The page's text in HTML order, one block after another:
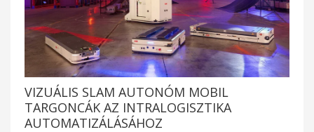
VIZUÁLIS SLAM AUTONÓM MOBIL
TARGONCÁK AZ INTRALOGISZTIKA
AUTOMATIZÁLÁSÁHOZ